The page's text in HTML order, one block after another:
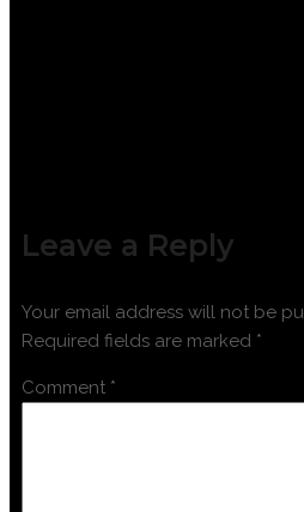
Leave a Reply
Your email address will not be
Required fields are marked *
Comment *